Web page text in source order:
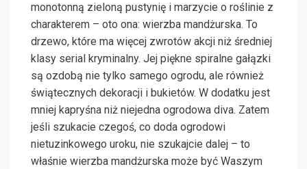
monotonną zieloną pustynię i marzycie o roślinie z
charakterem – oto ona: wierzba mandżurska. To
drzewo, które ma więcej zwrotów akcji niż średniej
klasy serial kryminalny. Jej piękne spiralne gałązki
są ozdobą nie tylko samego ogrodu, ale również
świątecznych dekoracji i bukietów. W dodatku jest
mniej kapryśna niż niejedna ogrodowa diva. Zatem
jeśli szukacie czegoś, co doda ogrodowi
nietuzinkowego uroku, nie szukajcie dalej – to
właśnie wierzba mandżurska może być Waszym